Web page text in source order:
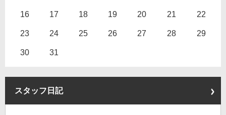
16 17 18 19 20 21 22
23 24 25 26 27 28 29
30 31
スタッフ日記